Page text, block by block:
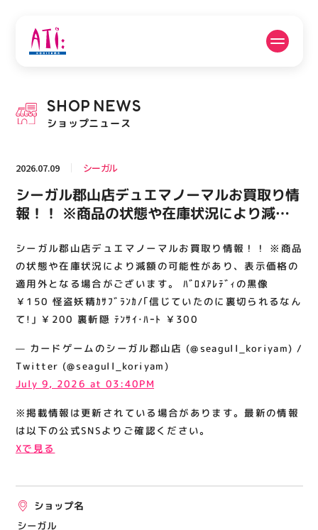
PICK UP NEWS
ピックアップニュース
フロアガイド 営業時間
ACCESS
アクセス・駐車場
RECRUIT
スタッフ募集
関連情報
お知らせ
お問い合わせ
サイトポリシー
運営会社
出店をご検討の方へ
SHOP NEWS
ショップニュース
2026.07.09 シーガル
シーガル郡山店デュエマノーマルお買取り情
報！！ ※商品の状態や在庫状況により減額
合がございます。 ﾊﾞﾛﾒｱﾚﾃﾞｨの黒像 ￥150
怪盗妖精ｶｻﾌﾞﾗﾝｶ/｢信じていたのに裏切られ
るなんて!｣ ￥200 裏斬隠 ﾃﾝｻｲ･ﾊｰﾄ ￥300
シーガル郡山店デュエマノーマルお買取り情報！！ ※商品
の状態や在庫状況により減額の可能性があり、表示価格の
適用外となる場合がございます。 ﾊﾞﾛﾒｱﾚﾃﾞｨの黒像
￥150 怪盗妖精ｶｻﾌﾞﾗﾝｶ/｢信じていたのに裏切られるなん
て!｣ ￥200 裏斬隠 ﾃﾝｻｲ･ﾊｰﾄ ￥300
— カードゲームのシーガル郡山店 (@seagull_koriyam) /
Twitter (@seagull_koriyam)
July 9, 2026 at 03:40PM
※掲載情報は更新されている場合があります。最新の情報
は以下の公式SNSよりご確認ください。
Xで見る
ショップ名
シーガル